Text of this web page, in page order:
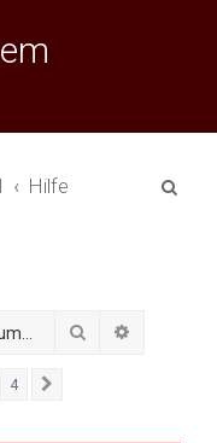
Hilfe
Search
4